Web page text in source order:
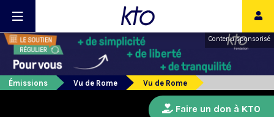
Contenu sponsorisé
Émissions Vu de Rome Vu de Rome
Faire un don à KTO